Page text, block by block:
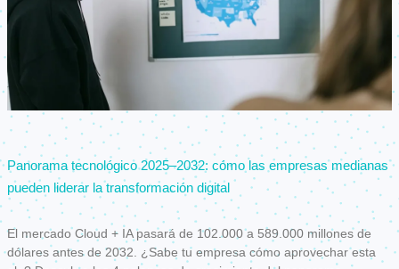
Panorama tecnológico 2025–2032: cómo las empresas medianas
pueden liderar la transformación digital
El mercado Cloud + IA pasará de 102.000 a 589.000 millones de
dólares antes de 2032. ¿Sabe tu empresa cómo aprovechar esta